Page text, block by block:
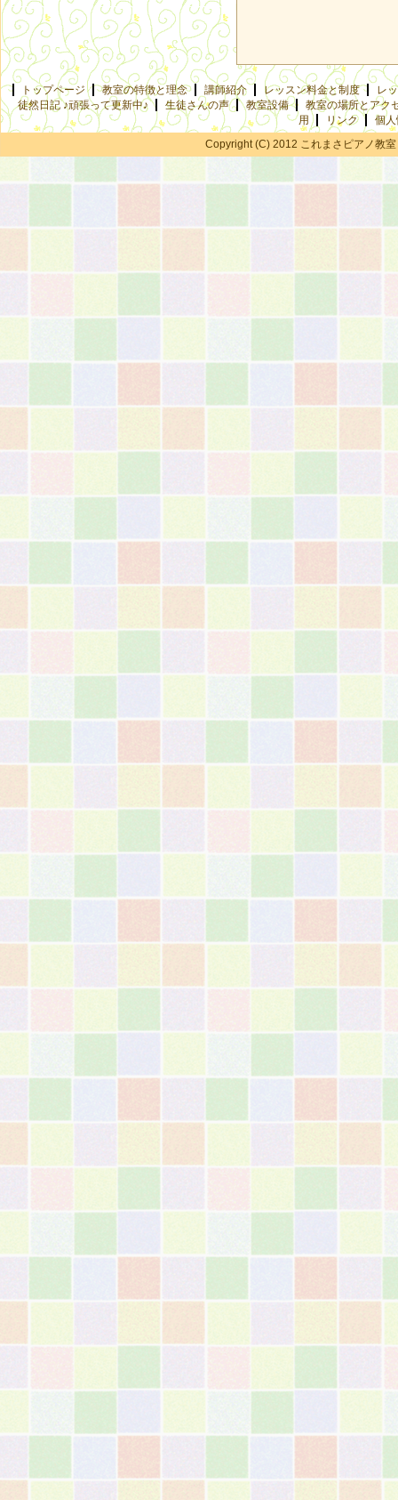
トップページ 教室の特徴と理念 講師紹介 レッスン料金と制度
レ
徒然日記 ♪頑張って更新中♪
生徒さんの声 教室設備
教室の場所とアク
用
リンク
個
Copyright (C) 2012 これまさピアノ教